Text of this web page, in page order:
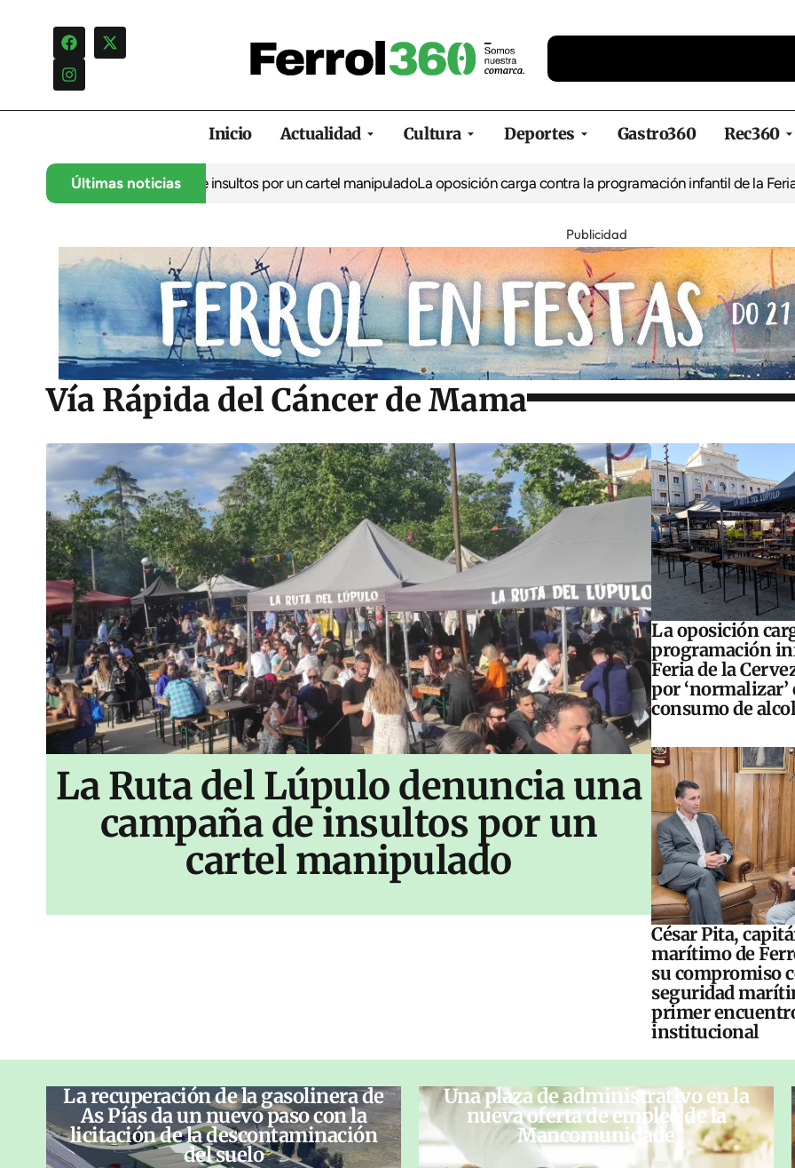
Inicio Actualidad Cultura Deportes Gastro360 Rec360
Últimas noticias
una campaña de insultos por un cartel manipuladoLa oposición carga contra la programación infantil de la Feria de la
Publicidad
Vía Rápida del Cáncer de Mama
La Ruta del Lúpulo denuncia una
campaña de insultos por un
cartel manipulado
La oposición
programación
Feria de la
por ‘normalizar’
consumo de
César Pita,
marítimo de
su compromiso
seguridad
primer
institucional
La recuperación de la gasolinera de
As Pías da un nuevo paso con la
licitación de la descontaminación
del suelo
Una plaza de administrativo en la
nueva oferta de empleo de la
Mancomunidade